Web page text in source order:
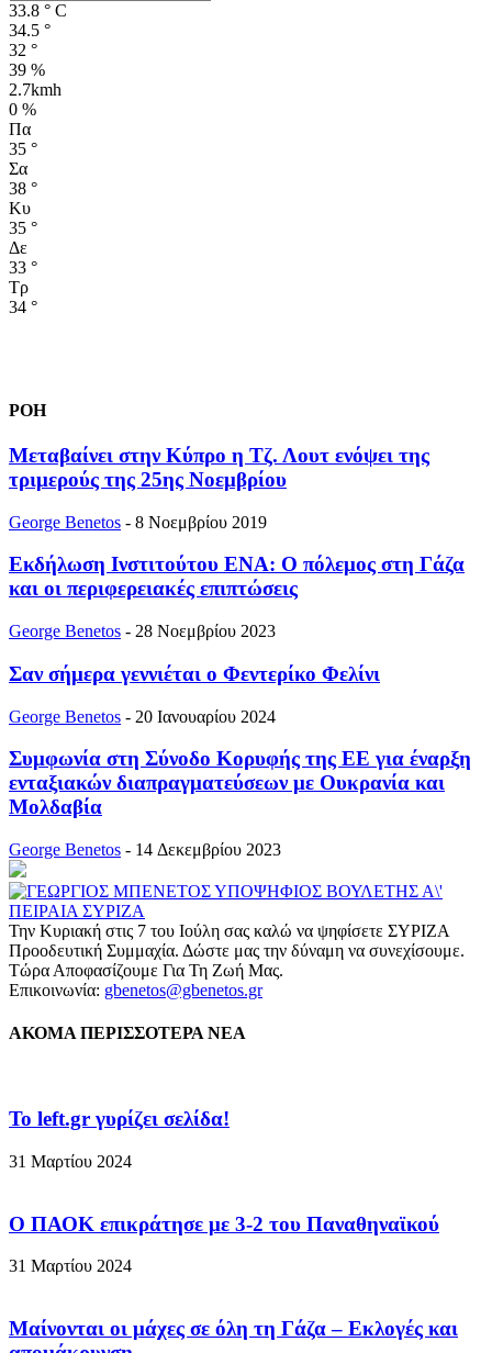
33.8 ° C
34.5 °
32 °
39 %
2.7kmh
0 %
Πα
35 °
Σα
38 °
Κυ
35 °
Δε
33 °
Τρ
34 °
ΡΟΗ
Μεταβαίνει στην Κύπρο η Τζ. Λουτ ενόψει της
τριμερούς της 25ης Νοεμβρίου
George Benetos - 8 Νοεμβρίου 2019
Εκδήλωση Ινστιτούτου ΕΝΑ: Ο πόλεμος στη Γάζα
και οι περιφερειακές επιπτώσεις
George Benetos - 28 Νοεμβρίου 2023
Σαν σήμερα γεννιέται ο Φεντερίκο Φελίνι
George Benetos - 20 Ιανουαρίου 2024
Συμφωνία στη Σύνοδο Κορυφής της ΕΕ για έναρξη
ενταξιακών διαπραγματεύσεων με Ουκρανία και
Μολδαβία
George Benetos - 14 Δεκεμβρίου 2023
Την Κυριακή στις 7 του Ιούλη σας καλώ να ψηφίσετε ΣΥΡΙΖΑ
Προοδευτική Συμμαχία. Δώστε μας την δύναμη να συνεχίσουμε.
Τώρα Αποφασίζουμε Για Τη Ζωή Μας.
Επικοινωνία: gbenetos@gbenetos.gr
ΑΚΟΜΑ ΠΕΡΙΣΣΟΤΕΡΑ ΝΕΑ
To left.gr γυρίζει σελίδα!
31 Μαρτίου 2024
Ο ΠΑΟΚ επικράτησε με 3-2 του Παναθηναϊκού
31 Μαρτίου 2024
Μαίνονται οι μάχες σε όλη τη Γάζα – Eκλογές και